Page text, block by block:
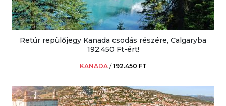
Retúr repülőjegy Kanada csodás részére, Calgaryba
192.450 Ft-ért!
KANADA /192.450 FT